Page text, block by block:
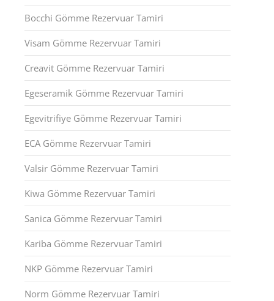
Bocchi Gömme Rezervuar Tamiri
Visam Gömme Rezervuar Tamiri
Creavit Gömme Rezervuar Tamiri
Egeseramik Gömme Rezervuar Tamiri
Egevitrifiye Gömme Rezervuar Tamiri
ECA Gömme Rezervuar Tamiri
Valsir Gömme Rezervuar Tamiri
Kiwa Gömme Rezervuar Tamiri
Sanica Gömme Rezervuar Tamiri
Kariba Gömme Rezervuar Tamiri
NKP Gömme Rezervuar Tamiri
Norm Gömme Rezervuar Tamiri